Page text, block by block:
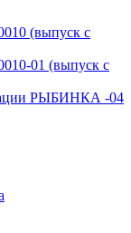
(выпуск с
01 (выпуск с
РЫБИНКА -04